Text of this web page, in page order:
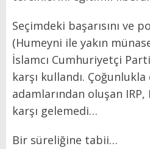
Seçimdeki başarısını ve
(Humeyni ile yakın
İslamcı Cumhuriyetçi Parti
karşı kullandı.
adamlarından oluşan IRP,
karşı gelemedi…
Bir süreliğine tabii…